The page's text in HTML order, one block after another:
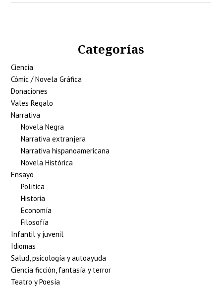
Categorías
Ciencia
Cómic / Novela Gráfica
Donaciones
Vales Regalo
Narrativa
Novela Negra
Narrativa extranjera
Narrativa hispanoamericana
Novela Histórica
Ensayo
Política
Historia
Economía
Filosofía
Infantil y juvenil
Idiomas
Salud, psicología y autoayuda
Ciencia ficción, fantasía y terror
Teatro y Poesía